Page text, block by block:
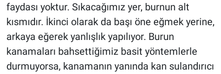
faydası yoktur. Sıkacağımız yer, burnun alt
kısmıdır. İkinci olarak da başı öne eğmek yerine,
arkaya eğerek yanlışlık yapılıyor. Burun
kanamaları bahsettiğimiz basit yöntemlerle
durmuyorsa, kanamanın yanında kan sulandırıcı